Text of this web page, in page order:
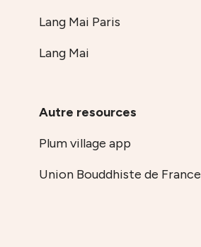
Lang Mai Paris
Lang Mai
Autre resources
Plum village app
Union Bouddhiste de France